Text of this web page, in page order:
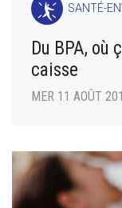
SANTÉ-
Du BPA, où
caisse
MER 11 AOÛT